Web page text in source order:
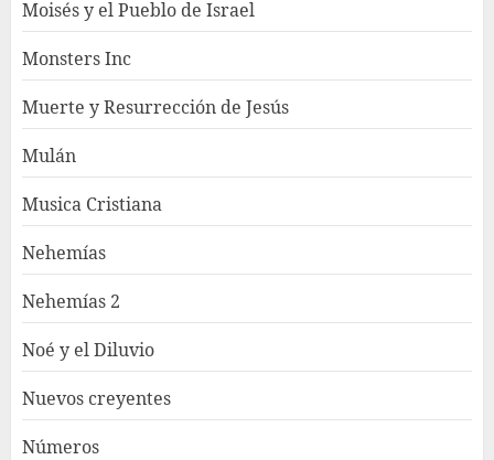
Moisés y el Pueblo de Israel
Monsters Inc
Muerte y Resurrección de Jesús
Mulán
Musica Cristiana
Nehemías
Nehemías 2
Noé y el Diluvio
Nuevos creyentes
Números